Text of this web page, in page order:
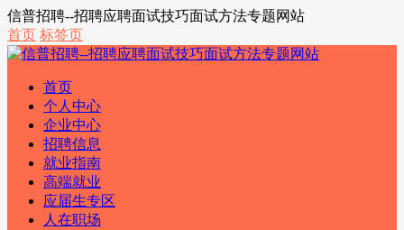
信普招聘--招聘应聘面试技巧面试方法专题网站
首页 标签页
首页
个人中心
企业中心
招聘信息
就业指南
高端就业
应届生专区
人在职场